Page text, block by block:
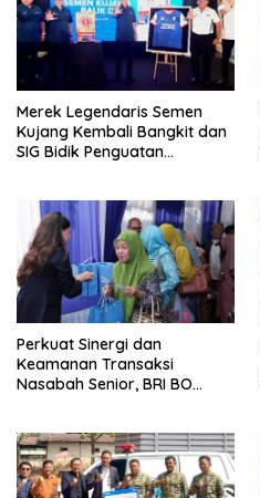
Merek Legendaris Semen
Kujang Kembali Bangkit dan
SIG Bidik Penguatan
Perkuat Sinergi dan
Keamanan Transaksi
Nasabah Senior, BRI BO